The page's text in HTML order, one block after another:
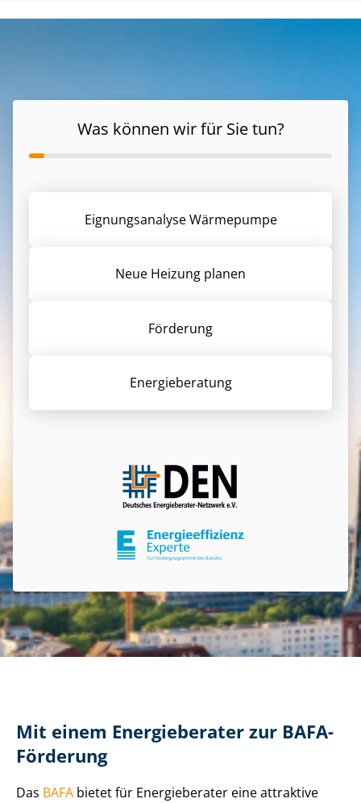
Was können wir für Sie tun?
Eignungsanalyse Wärmepumpe
Neue Heizung planen
Förderung
Energieberatung
Mit einem Energieberater zur BAFA-
Förderung
Das BAFA bietet für Energieberater eine attraktive